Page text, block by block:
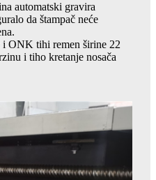
automatski gravira
da štampač neće
ONK tihi remen širine 22
i tiho kretanje nosača